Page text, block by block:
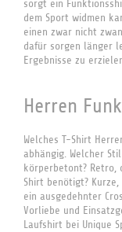
sorgt ein
dem Sport widmen
einen zwar nicht
dafür sorgen länger
Ergebnisse zu
Herren
Welches T-Shirt
abhängig. Welcher
körperbetont? Retro,
Shirt benötigt?
ein ausgedehnter
Vorliebe und
Laufshirt bei Unique